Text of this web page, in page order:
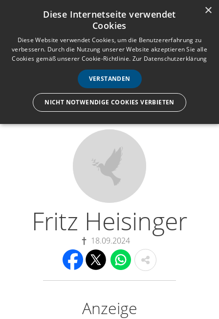
Anmelden Registrieren
e
n
ü
Wir lassen nur die Hand los,
Fritz Heisinger
18.09.2024
Anzeige
×
Diese Internetseite verwendet
Cookies
Diese Website verwendet Cookies, um die Benutzererfahrung zu
verbessern. Durch die Nutzung unserer Website akzeptieren Sie alle
Cookies gemäß unserer Cookie-Richtlinie. Zur Datenschutzerklärung
VERSTANDEN
NICHT NOTWENDIGE COOKIES VERBIETEN